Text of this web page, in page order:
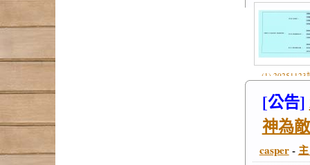
(1) 20251123
b.jpg
[公告]
神為
casper-